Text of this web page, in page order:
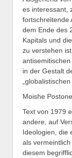
es interessant,
fortschreitende
dem Ende des
Kapitals und
zu verstehen
in der Gestalt
„globalistischen
Moishe
Text von 1979
andere, auf
Ideologien, die
als
diesem